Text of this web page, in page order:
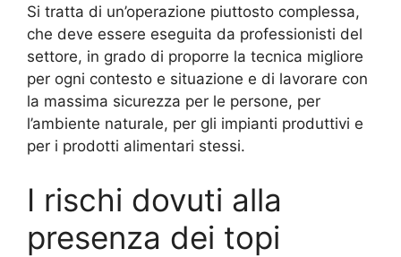
Si tratta di un’operazione piuttosto complessa,
che deve essere eseguita da professionisti del
settore, in grado di proporre la tecnica migliore
per ogni contesto e situazione e di lavorare con
la massima sicurezza per le persone, per
l’ambiente naturale, per gli impianti produttivi e
per i prodotti alimentari stessi.
I rischi dovuti alla
presenza dei topi